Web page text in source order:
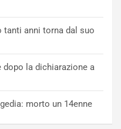
tanti anni torna dal suo
dopo la dichiarazione a
morto un 14enne